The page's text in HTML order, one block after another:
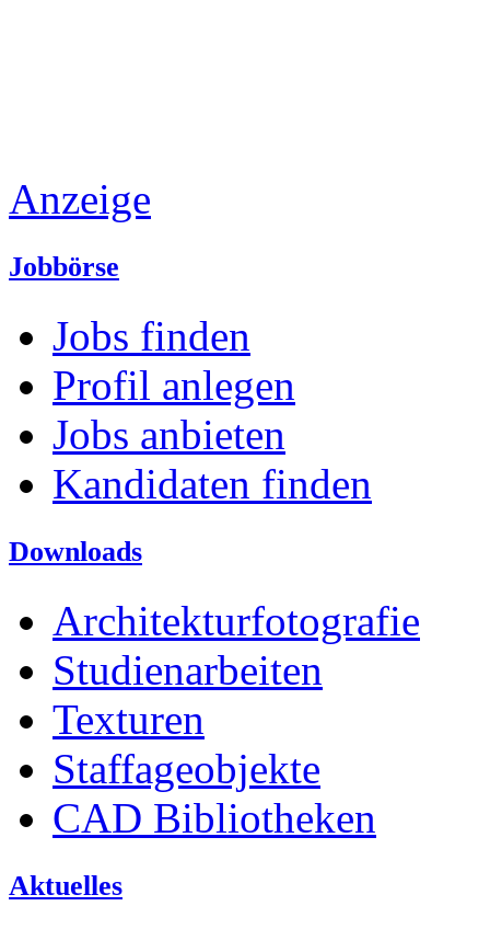
Anzeige
Jobbörse
Jobs finden
Profil anlegen
Jobs anbieten
Kandidaten finden
Downloads
Architekturfotografie
Studienarbeiten
Texturen
Staffageobjekte
CAD Bibliotheken
Aktuelles